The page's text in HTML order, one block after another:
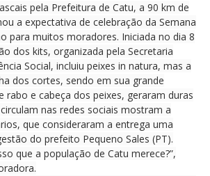
pela Prefeitura de Catu, a 90 km de
a expectativa de celebração da Semana
para muitos moradores. Iniciada no dia 8
dos kits, organizada pela Secretaria
Social, incluiu peixes in natura, mas a
dos cortes, sendo em sua grande
rabo e cabeça dos peixes, geraram duras
nas redes sociais mostram a
que consideraram a entrega uma
do prefeito Pequeno Sales (PT).
que a população de Catu merece?”,